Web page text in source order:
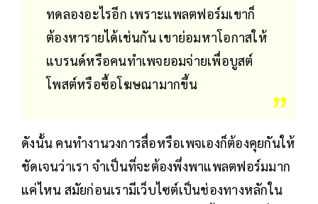
ทดลองอะไรอีก เพราะแพลตฟอร์มเขาก็
ต้องหารายได้เช่นกัน เขาย่อมหาโอกาสให้
แบรนด์หรือคนทำเพจยอมจ่ายเพื่อบูสต์
โพสต์หรือซื้อโฆษณามากขึ้น
ดังนั้น คนทำงานวงการสื่อหรือเพจเองก็ต้องคุยกันให้
ชัดเจนว่าเรา จำเป็นที่จะต้องพึ่งพาแพลตฟอร์มมาก
แค่ไหน สมัยก่อนเรามีเว็บไซต์เป็นช่องทางหลักใน